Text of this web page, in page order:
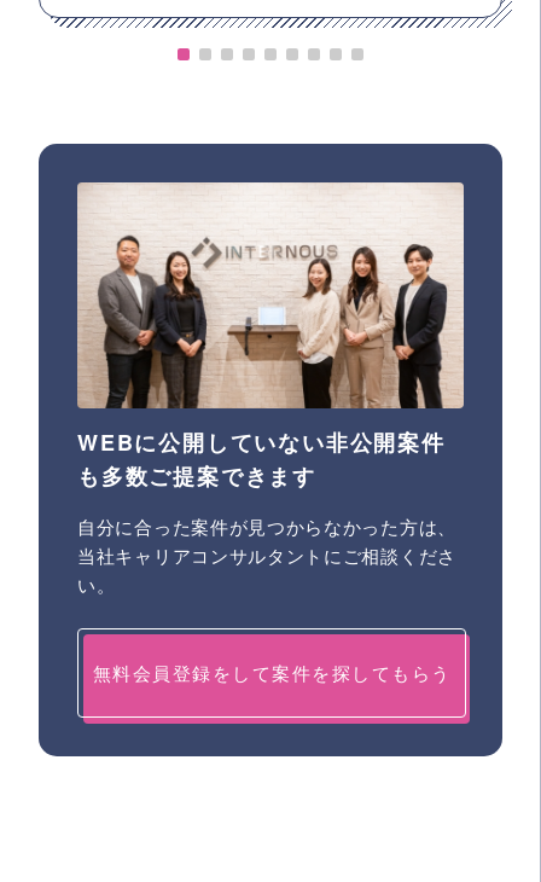
WEBに公開していない非公開案件
も多数ご提案できます
自分に合った案件が見つからなかった方は、
当社キャリアコンサルタントにご相談くださ
い。
無料会員登録をして案件を探してもらう